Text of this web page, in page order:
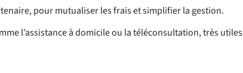
pour mutualiser les frais et simplifier la gestion.
l’assistance à domicile ou la téléconsultation, très utiles